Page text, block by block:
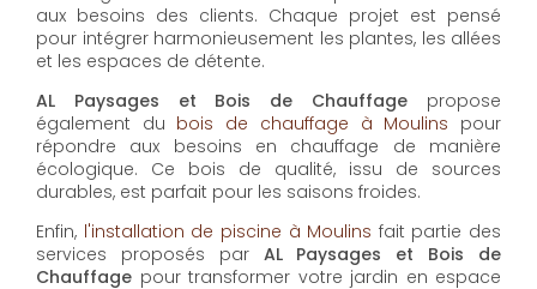
AL Paysages et Bois de Chauffage
propose un
service d'
vos espaces extérieurs en parfait état toute l'année.
Les équipes expérimentées assurent la taille, la tonte
et les soins nécessaires pour un jardin toujours
accueillant.
En tant qu'expert en
Paysages et Bois de Chauffageconçoit des
aménagements sur mesure adaptés aux envies et
aux besoins des clients. Chaque projet est pensé